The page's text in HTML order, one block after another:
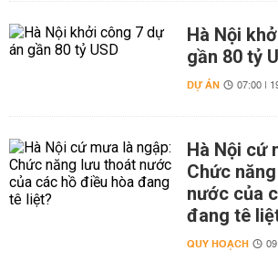
Hà Nội
gần 80 tỷ
DỰ ÁN 07:00 |
Hà Nội cứ
Chức
nước của
đang tê
QUY HOẠCH